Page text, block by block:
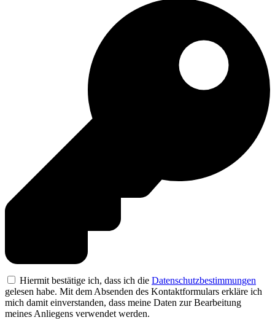
Hiermit bestätige ich, dass ich die Datenschutzbestimmungen
gelesen habe. Mit dem Absenden des Kontaktformulars erkläre ich
mich damit einverstanden, dass meine Daten zur Bearbeitung
meines Anliegens verwendet werden.